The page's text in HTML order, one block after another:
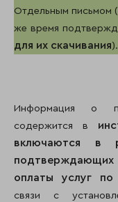
Отдельным письмом
же время
для их скачивания).
Информация о
содержится в
включаются в
оплаты услуг
связи с